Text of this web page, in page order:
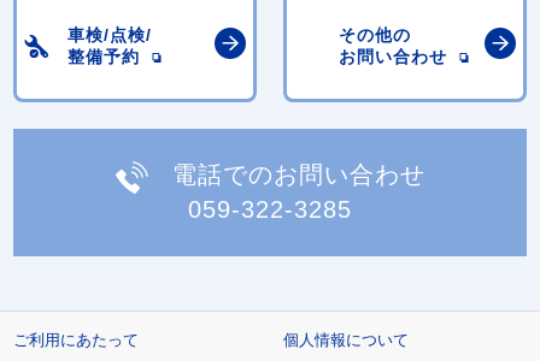
車検/点検/
整備予約
その他の
お問い合わせ
電話でのお問い合わせ
059-322-3285
ご利用にあたって 個人情報について